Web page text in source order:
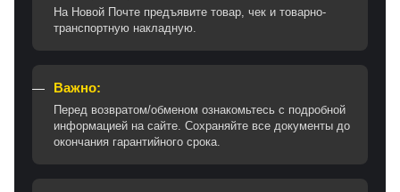
На Новой Почте предъявите товар, чек и товарно-
транспортную накладную.
Важно:
Перед возвратом/обменом ознакомьтесь с подробной
информацией на сайте. Сохраняйте все документы до
окончания гарантийного срока.